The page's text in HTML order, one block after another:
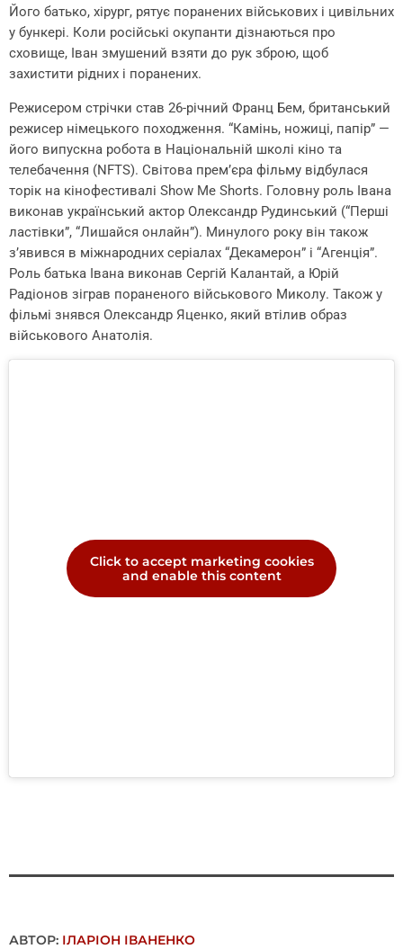
Його батько, хірург, рятує поранених військових і цивільних
у бункері. Коли російські окупанти дізнаються про
сховище, Іван змушений взяти до рук зброю, щоб
захистити рідних і поранених.
Режисером стрічки став 26-річний Франц Бем, британський
режисер німецького походження. “Камінь, ножиці, папір” —
його випускна робота в Національній школі кіно та
телебачення (NFTS). Світова прем’єра фільму відбулася
торік на кінофестивалі Show Me Shorts. Головну роль Івана
виконав український актор Олександр Рудинський (“Перші
ластівки”, “Лишайся онлайн”). Минулого року він також
з’явився в міжнародних серіалах “Декамерон” і “Агенція”.
Роль батька Івана виконав Сергій Калантай, а Юрій
Радіонов зіграв пораненого військового Миколу. Також у
фільмі знявся Олександр Яценко, який втілив образ
військового Анатолія.
Click to accept marketing cookies
and enable this content
АВТОР: ІЛАРІОН ІВАНЕНКО